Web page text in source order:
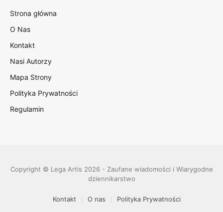
Strona główna
O Nas
Kontakt
Nasi Autorzy
Mapa Strony
Polityka Prywatności
Regulamin
Copyright © Lega Artis 2026 - Zaufane wiadomości i Wiarygodne
dziennikarstwo
Kontakt O nas Polityka Prywatności